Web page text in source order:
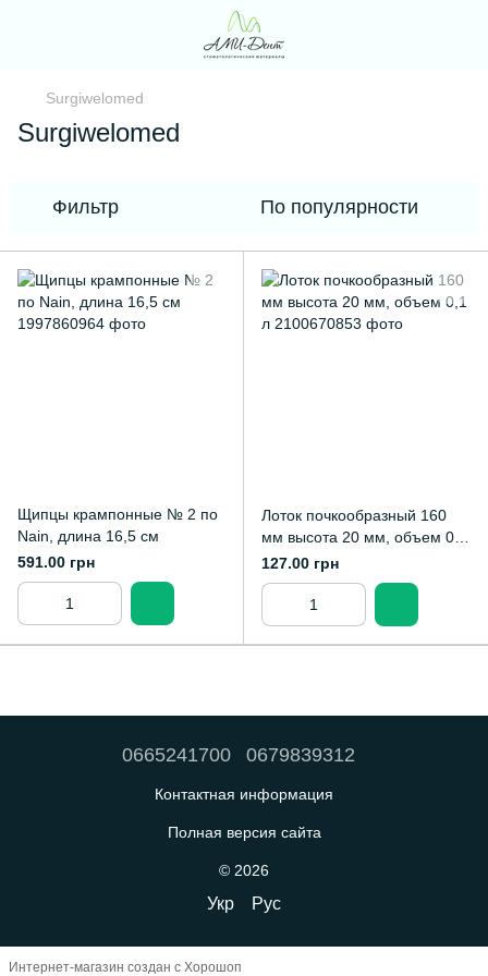
Surgiwelomed
Surgiwelomed
Фильтр По популярности
Щипцы крампонные № 2 по
Nain, длина 16,5 см
591.00 грн
Лоток почкообразный 160
мм высота 20 мм, объем 0,1
л
127.00 грн
0665241700 0679839312
Контактная информация
Полная версия сайта
© 2026
Укр Рус
Интернет-магазин создан с Хорошоп